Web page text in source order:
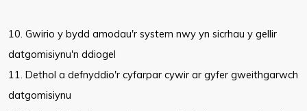
10. Gwirio y bydd amodau'r system nwy yn sicrhau y gellir
datgomisiynu'n ddiogel
11. Dethol a defnyddio'r cyfarpar cywir ar gyfer gweithgarwch
datgomisiynu